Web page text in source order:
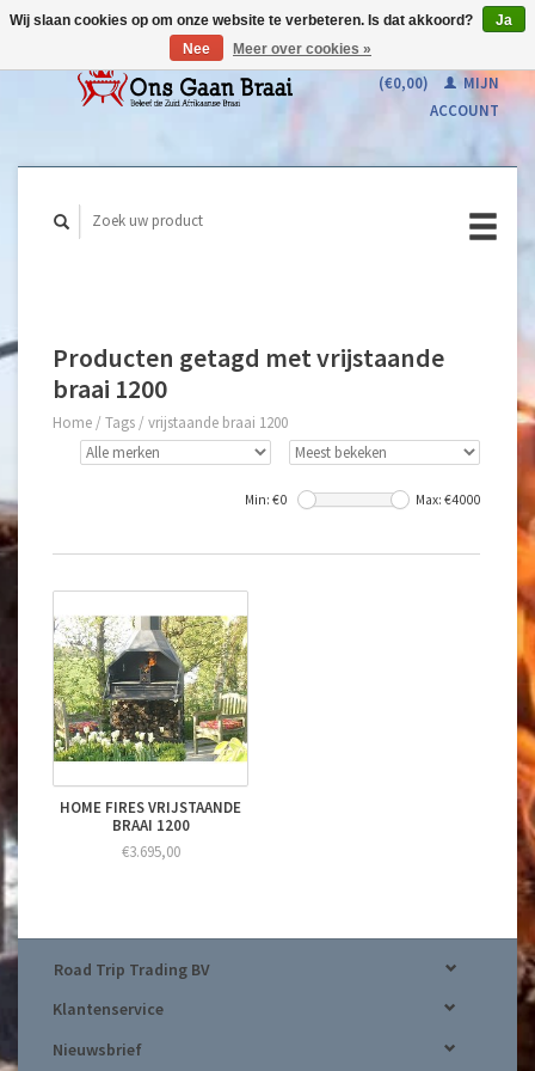
(€0,00)
MIJN
ACCOUNT
Producten getagd met vrijstaande
braai 1200
Home / Tags / vrijstaande braai 1200
Min: €0 Max: €4000
HOME FIRES VRIJSTAANDE
BRAAI 1200
€3.695,00
Road Trip Trading BV
Klantenservice
Nieuwsbrief
Wij slaan cookies op om onze website te verbeteren. Is dat akkoord?
Ja
Nee
Meer over cookies »